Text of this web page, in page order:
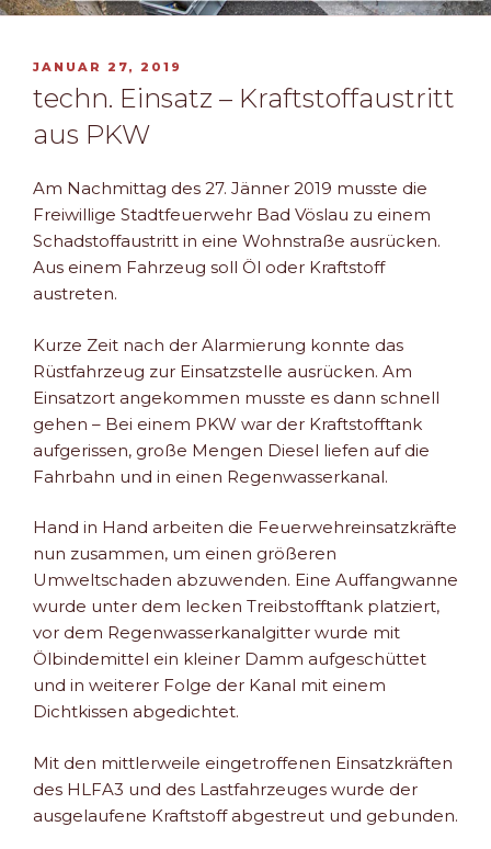
VERÖFFENTLICHT
JANUAR 27, 2019
techn. Einsatz – Kraftstoffaustritt
aus PKW
Am Nachmittag des 27. Jänner 2019 musste die
Freiwillige Stadtfeuerwehr Bad Vöslau zu einem
Schadstoffaustritt in eine Wohnstraße ausrücken.
Aus einem Fahrzeug soll Öl oder Kraftstoff
austreten.
Kurze Zeit nach der Alarmierung konnte das
Rüstfahrzeug zur Einsatzstelle ausrücken. Am
Einsatzort angekommen musste es dann schnell
gehen – Bei einem PKW war der Kraftstofftank
aufgerissen, große Mengen Diesel liefen auf die
Fahrbahn und in einen Regenwasserkanal.
Hand in Hand arbeiten die Feuerwehreinsatzkräfte
nun zusammen, um einen größeren
Umweltschaden abzuwenden. Eine Auffangwanne
wurde unter dem lecken Treibstofftank platziert,
vor dem Regenwasserkanalgitter wurde mit
Ölbindemittel ein kleiner Damm aufgeschüttet
und in weiterer Folge der Kanal mit einem
Dichtkissen abgedichtet.
Mit den mittlerweile eingetroffenen Einsatzkräften
des HLFA3 und des Lastfahrzeuges wurde der
ausgelaufene Kraftstoff abgestreut und gebunden.